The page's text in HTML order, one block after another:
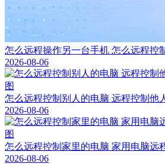
怎么远程操作另一台手机 怎么远程控
2026-08-06
怎么远程控制别人的电脑 远程控制他
2026-08-06
怎么远程控制家里的电脑 家用电脑远
2026-08-06